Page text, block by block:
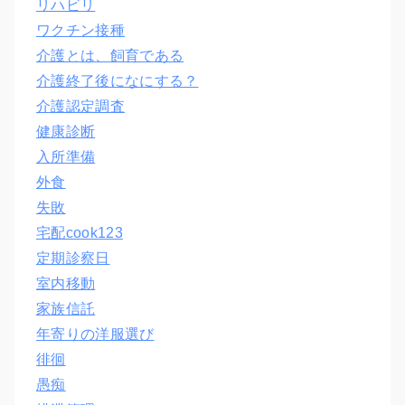
リハビリ
ワクチン接種
介護とは、飼育である
介護終了後になにする？
介護認定調査
健康診断
入所準備
外食
失敗
宅配cook123
定期診察日
室内移動
家族信託
年寄りの洋服選び
徘徊
愚痴